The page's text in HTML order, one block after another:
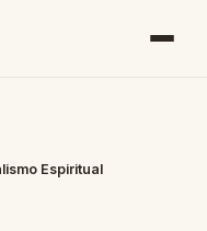
Espiritual